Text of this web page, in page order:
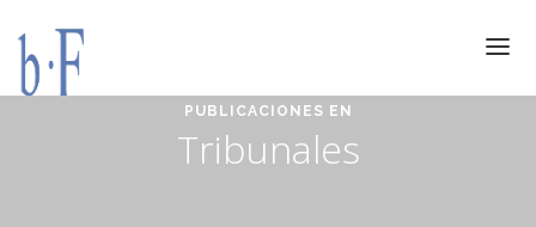
PUBLICACIONES EN
Tribunales